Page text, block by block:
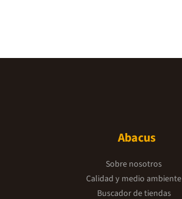
Abacus
Sobre nosotros
Calidad y medio ambiente
Buscador de tiendas